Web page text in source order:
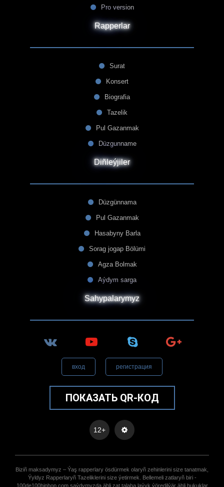
Pro version
Rapperlar
Surat
Konsert
Biografia
Tazelik
Pul Gazanmak
Düzgunname
Diñleýjiler
Düzgünnama
Pul Gazanmak
Hasabyny Barla
Sorag jogap Bölümi
Agza Bolmak
Aýdym sarga
Sahypalarymyz
вход регистрация
ПОКАЗАТЬ QR-КОД
12+
Biziñ maksadymyz – Ýaş rapperlary ösdürmek olaryñ zehinlerini size tanatmak,
Ýyldyz Rapperlaryñ Tazeliklerini size ýetirmek. Bellemeli zatlaryñ biri -
100de100hiphop.com saýdymyzda ähli zat talaba laýyk ýöredilýär ähli hukuklar